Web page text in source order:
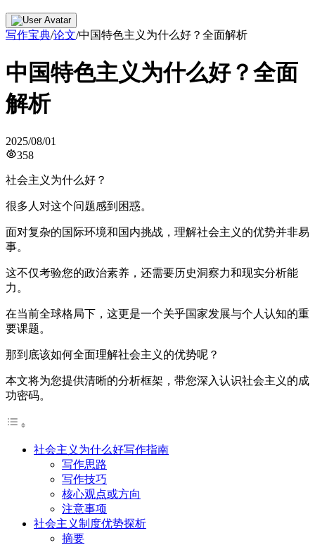
写作宝典/论文/中国特色主义为什么好？全面解析
中国特色主义为什么好？全面
解析
2025/08/01
358
社会主义为什么好？
很多人对这个问题感到困惑。
面对复杂的国际环境和国内挑战，理解社会主义的优势并非易
事。
这不仅考验您的政治素养，还需要历史洞察力和现实分析能
力。
在当前全球格局下，这更是一个关乎国家发展与个人认知的重
要课题。
那到底该如何全面理解社会主义的优势呢？
本文将为您提供清晰的分析框架，带您深入认识社会主义的成
功密码。
社会主义为什么好写作指南
写作思路
写作技巧
核心观点或方向
注意事项
社会主义制度优势探析
摘要